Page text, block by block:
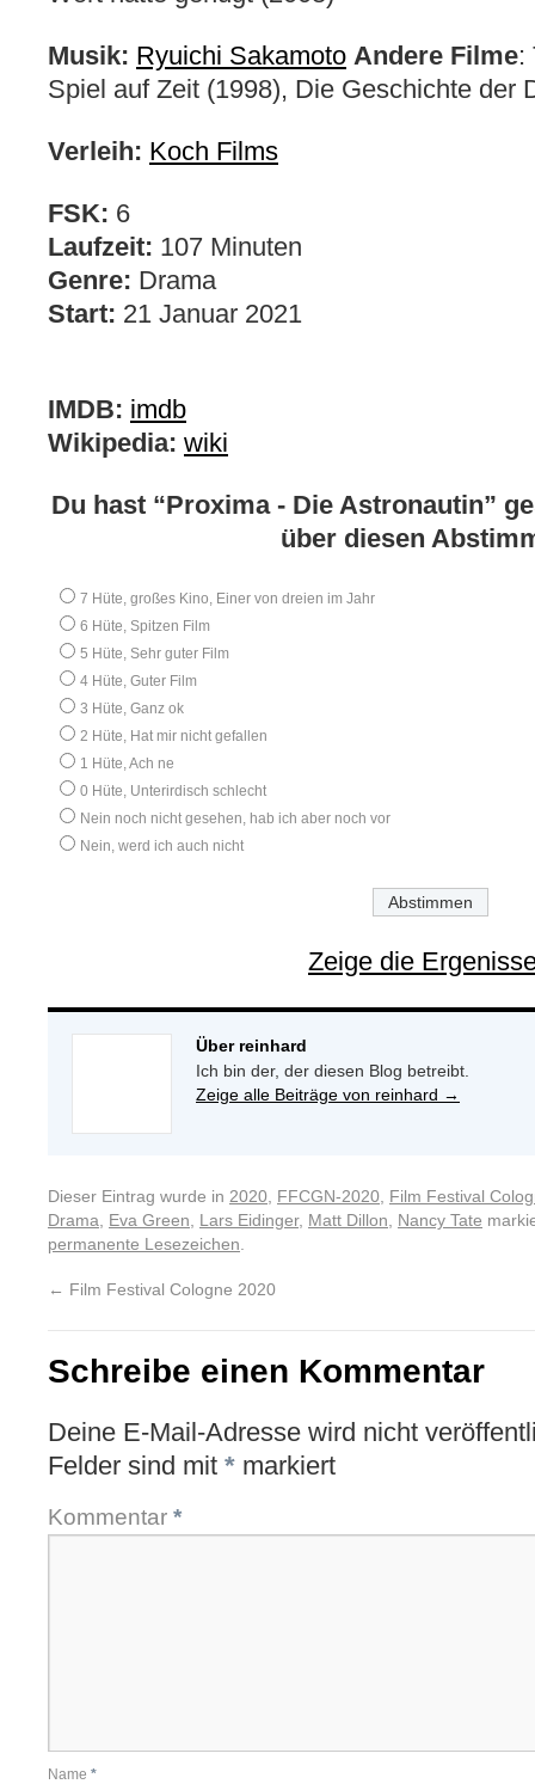
Musik: Ryuichi Sakamoto Andere Filme:
Spiel auf Zeit (1998), Die Geschichte der
Verleih: Koch Films
FSK: 6
Laufzeit: 107 Minuten
Genre: Drama
Start: 21 Januar 2021
IMDB: imdb
Wikipedia: wiki
Du hast “Proxima - Die Astronautin”
über diesen
7 Hüte, großes Kino, Einer von dreien im Jahr
6 Hüte, Spitzen Film
5 Hüte, Sehr guter Film
4 Hüte, Guter Film
3 Hüte, Ganz ok
2 Hüte, Hat mir nicht gefallen
1 Hüte, Ach ne
0 Hüte, Unterirdisch schlecht
Nein noch nicht gesehen, hab ich aber noch vor
Nein, werd ich auch nicht
Zeige die
Über reinhard
Ich bin der, der diesen Blog betreibt.
Zeige alle Beiträge von reinhard →
Dieser Eintrag wurde in 2020 FFCGN-2020 Film Festival
Drama
Eva Green Lars Eidinger, Matt Dillon Nancy Tate
permanente Lesezeichen
← Film Festival Cologne 2020
Schreibe einen Kommentar
Deine E-Mail-Adresse wird nicht
Felder sind mit * markiert
Kommentar *
Name *